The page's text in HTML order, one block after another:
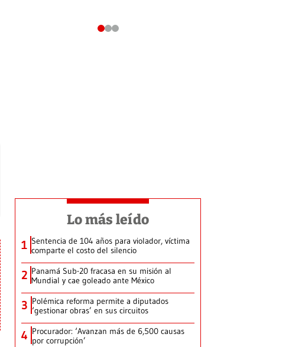
Lo más leído
1 Sentencia de 104 años para violador, víctima
comparte el costo del silencio
2 Panamá Sub-20 fracasa en su misión al
Mundial y cae goleado ante México
3 Polémica reforma permite a diputados
‘gestionar obras’ en sus circuitos
4 Procurador: ‘Avanzan más de 6,500 causas
por corrupción’